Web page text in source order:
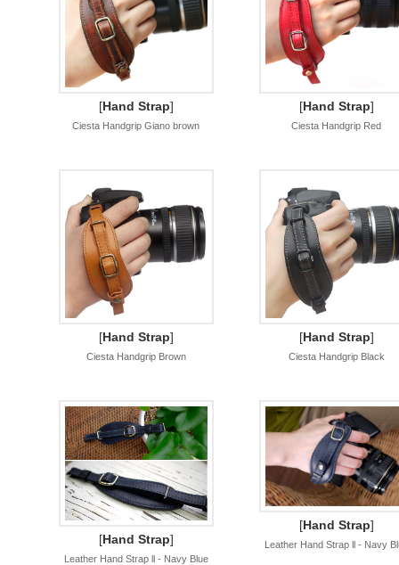
[Hand Strap]
Ciesta Handgrip Giano brown
[Hand Strap]
Ciesta Handgrip Red
[Hand Strap]
Ciesta Handgrip Brown
[Hand Strap]
Ciesta Handgrip Black
[Hand Strap]
Leather Hand Strap ll - Navy Blue
[Hand Strap]
Leather Hand Strap ll - Navy